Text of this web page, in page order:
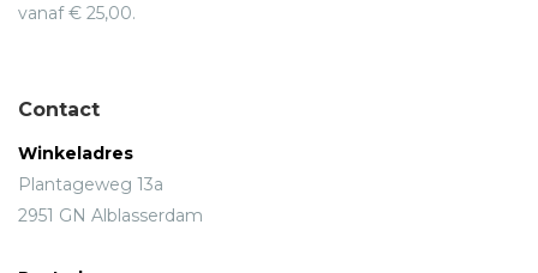
vanaf € 25,00.
Contact
Winkeladres
Plantageweg 13a
2951 GN Alblasserdam